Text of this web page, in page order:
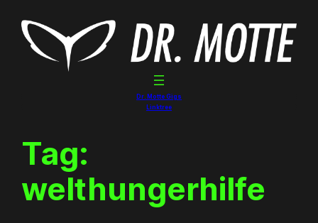
content
Dr. Motte Gigs
Linktree
Tag:
welthungerhilfe